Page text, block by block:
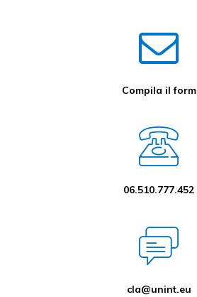
Compila il form
06.510.777.452
cla@unint.eu